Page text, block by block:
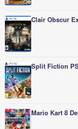
Clair Obscur
Split Fiction
Mario Kart 8